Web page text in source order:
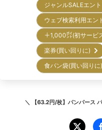
ジャンルSALEエン
ウェブ検索利用エ
＋1,000㌽(初サー
楽券(買い回りに)
食パン袋(買い回り
＼ 【63.2円/枚】パンパース